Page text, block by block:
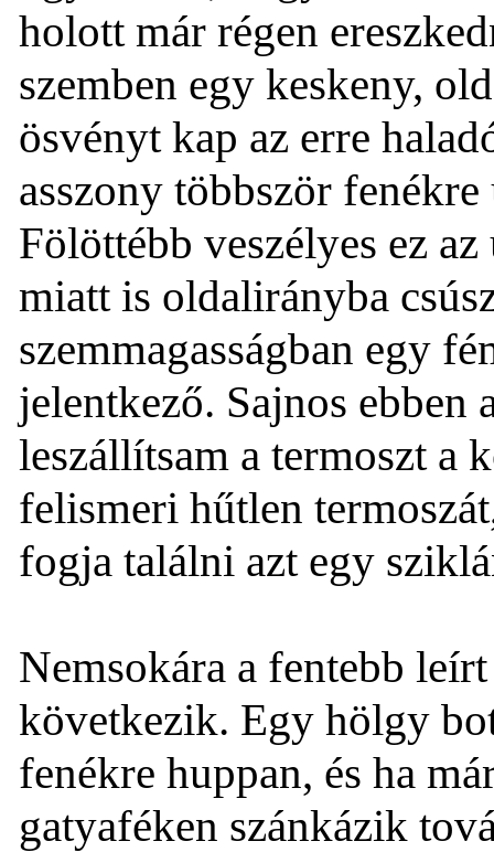
holott már régen
szemben egy keskeny,
ösvényt kap az erre
asszony többször
Fölöttébb veszélyes ez
miatt is oldalirányba
szemmagasságban egy
jelentkező. Sajnos ebben
leszállítsam a termoszt a
felismeri hűtlen
fogja találni azt egy
Nemsokára a fentebb
következik. Egy hölgy
fenékre huppan, és ha
gatyaféken szánkázik